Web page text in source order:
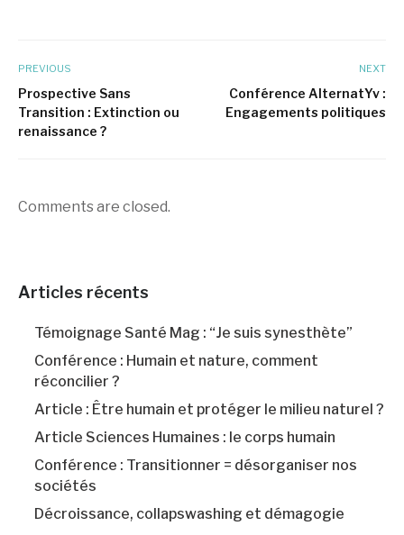
PREVIOUS
Prospective Sans
Transition : Extinction ou
renaissance ?
NEXT
Conférence AlternatYv :
Engagements politiques
Comments are closed.
Articles récents
Témoignage Santé Mag : “Je suis synesthète”
Conférence : Humain et nature, comment
réconcilier ?
Article : Être humain et protéger le milieu naturel ?
Article Sciences Humaines : le corps humain
Conférence : Transitionner = désorganiser nos
sociétés
Décroissance, collapswashing et démagogie